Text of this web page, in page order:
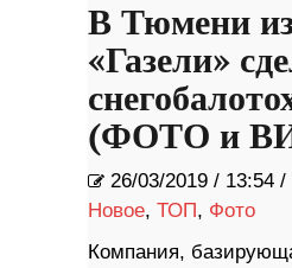
В Тюмени
«Газели»
(ФОТО и
26/03/2019 / 13:54 /
Новое, ТОП, Фото
Компания,